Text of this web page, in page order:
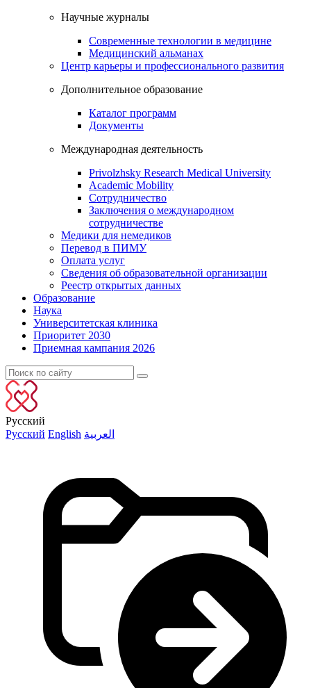
Научные журналы
Современные технологии в медицине
Медицинский альманах
Центр карьеры и профессионального развития
Дополнительное образование
Каталог программ
Документы
Международная деятельность
Privolzhsky Research Medical University
Academic Mobility
Сотрудничество
Заключения о международном
сотрудничестве
Медики для немедиков
Перевод в ПИМУ
Оплата услуг
Сведения об образовательной организации
Реестр открытых данных
Образование
Наука
Университетская клиника
Приоритет 2030
Приемная кампания 2026
Русский
Русский English العربية